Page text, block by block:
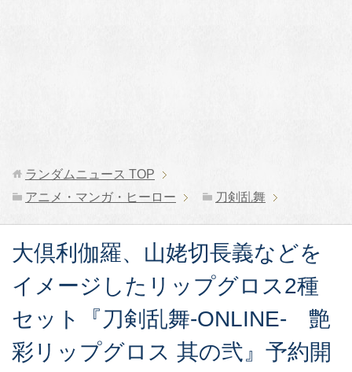
ランダムニュース TOP
アニメ・マンガ・ヒーロー
刀剣乱舞
大倶利伽羅、山姥切長義などを
イメージしたリップグロス2種
セット『刀剣乱舞-ONLINE- 艶
彩リップグロス 其の弐』予約開